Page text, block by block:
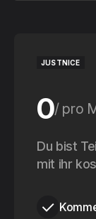
JUSTNICE
0 pro
0 pro
Du bist
mit ihr